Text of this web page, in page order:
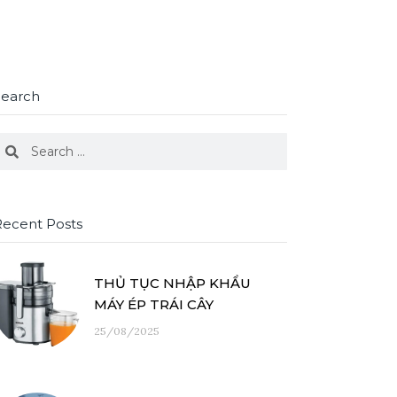
Search
Posts
THỦ TỤC NHẬP KHẨU
MÁY ÉP TRÁI CÂY
25/08/2025